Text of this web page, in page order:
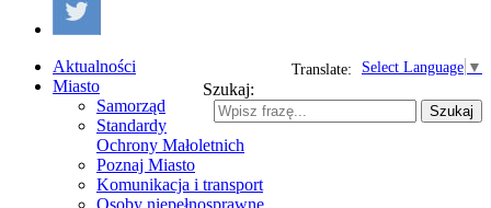
Select Language ▼
Translate:
Szukaj:
Szukaj
Aktualności
Miasto
Samorząd
Standardy
Ochrony Małoletnich
Poznaj Miasto
Komunikacja i transport
Osoby niepełnosprawne